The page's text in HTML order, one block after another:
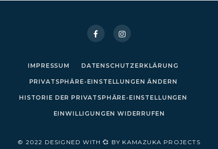
IMPRESSUM DATENSCHUTZERKLÄRUNG
PRIVATSPHÄRE-EINSTELLUNGEN ÄNDERN
HISTORIE DER PRIVATSPHÄRE-EINSTELLUNGEN
EINWILLIGUNGEN WIDERRUFEN
© 2022 DESIGNED WITH 💞 BY KAMAZUKA PROJECTS